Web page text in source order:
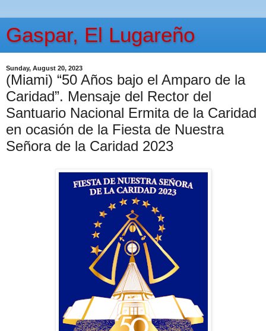
Gaspar, El Lugareño
Sunday, August 20, 2023
(Miami) “50 Años bajo el Amparo de la
Caridad”. Mensaje del Rector del
Santuario Nacional Ermita de la Caridad
en ocasión de la Fiesta de Nuestra
Señora de la Caridad 2023